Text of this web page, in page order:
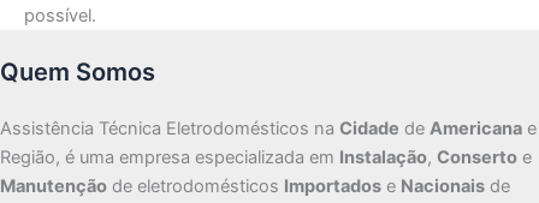
possível.
Quem Somos
Assistência Técnica Eletrodomésticos na Cidade de Americana e
Região, é uma empresa especializada em Instalação, Conserto e
Manutenção de eletrodomésticos Importados e Nacionais de